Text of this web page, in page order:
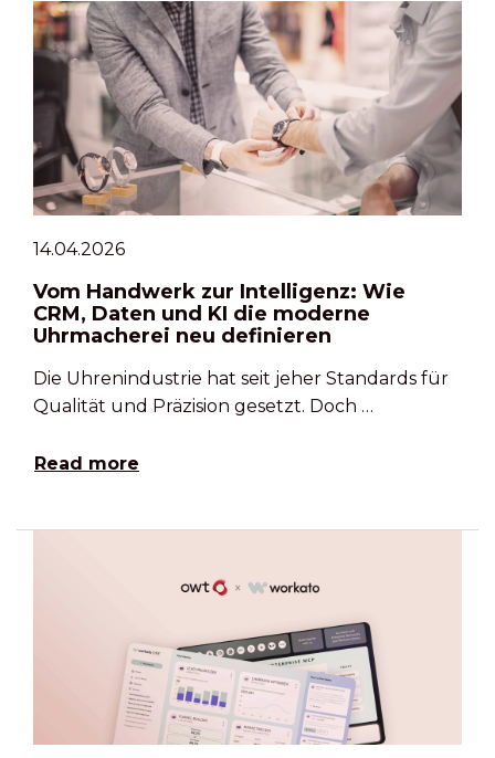
14.04.2026
Vom Handwerk zur Intelligenz: Wie
CRM, Daten und KI die moderne
Uhrmacherei neu definieren
Die Uhrenindustrie hat seit jeher Standards für
Qualität und Präzision gesetzt. Doch …
Read more